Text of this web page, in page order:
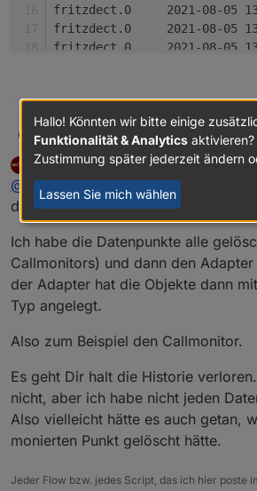
Michael Schmitt Hallo,
was bedeutet diese
Offline
mickym MOST ACTIVE schrieb am5. Aug.
@ michael-schmittJa das hatte ich
der Anleitung beschrieben.
Ich habe die Datenpunkte alle
Callmonitors) und dann den
der Adapter hat die Objekte dann
Typ angelegt.
Also zum Beispiel den Callmonitor.
Es geht Dir halt die Historie
nicht, aber ich habe nicht jeden
Also vielleicht hätte es auch getan,
monierten Punkt gelöscht hätte.
Jeder Flow bzw. jedes Script, das ich hier poste
Hallo! Könnten wir bitte einige
Funktionalität & Analytics
Zustimmung später jederzeit ändern
Lassen Sie mich wählen